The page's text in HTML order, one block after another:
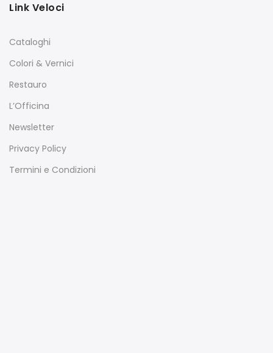
Link Veloci
Cataloghi
Colori & Vernici
Restauro
L’Officina
Newsletter
Privacy Policy
Termini e Condizioni